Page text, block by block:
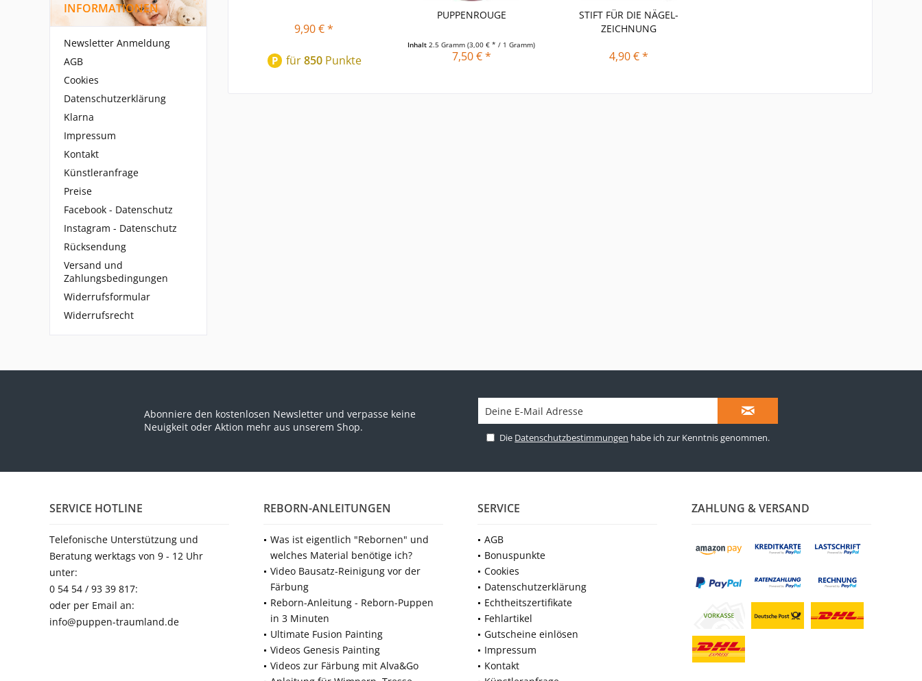
INFORMATIONEN
Newsletter Anmeldung
AGB
Cookies
Datenschutzerklärung
Klarna
Impressum
Kontakt
Künstleranfrage
Preise
Facebook - Datenschutz
Instagram - Datenschutz
Rücksendung
Versand und
Zahlungsbedingungen
Widerrufsformular
Widerrufsrecht
9,90 € *
P für850 Punkte
PUPPENROUGE
Inhalt2.5 Gramm(3,00 € * / 1 Gramm)
7,50 € *
STIFT FÜR DIE NÄGEL-
ZEICHNUNG
4,90 € *
Abonniere den kostenlosen Newsletter und verpasse keine
Neuigkeit oder Aktion mehr aus unserem Shop.
Die Datenschutzbestimmungen habe ich zur Kenntnis genommen.
SERVICE HOTLINE
Telefonische Unterstützung und
Beratung werktags von 9 - 12 Uhr
unter:
0 54 54 / 93 39 817:
oder per Email an:
info@puppen-traumland.de
REBORN-ANLEITUNGEN
Was ist eigentlich "Rebornen" und
welches Material benötige ich?
Video Bausatz-Reinigung vor der
Färbung
Reborn-Anleitung - Reborn-Puppen
in 3 Minuten
Ultimate Fusion Painting
Videos Genesis Painting
Videos zur Färbung mit Alva&Go
SERVICE
AGB
Bonuspunkte
Cookies
Datenschutzerklärung
Echtheitszertifikate
Fehlartikel
Gutscheine einlösen
Impressum
Kontakt
ZAHLUNG & VERSAND